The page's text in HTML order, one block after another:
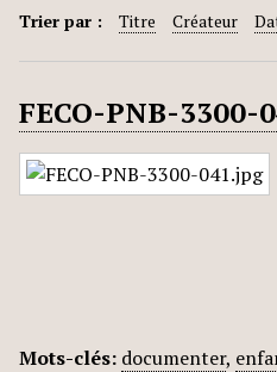
Trier par : Titre Créateur
FECO-PNB-3300-
Mots-clés: documenter,